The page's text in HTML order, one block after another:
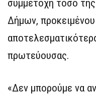
συμμετοχή τόσο
Δήμων,
πρωτεύουσας.
«Δεν μπορούμε να